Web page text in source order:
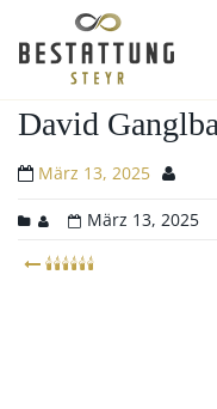
David
März 13, 2025
März 13, 2025
Post
🕯🕯🕯🕯🕯🕯